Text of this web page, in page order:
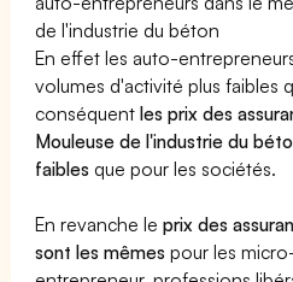
de l'industrie du béton
En effet les auto-
volumes d'activité plus faibles
conséquentles prix des
Mouleuse de l'industrie du
faibles que pour les sociétés.
En revanche leprix des
sont les mêmes pour les